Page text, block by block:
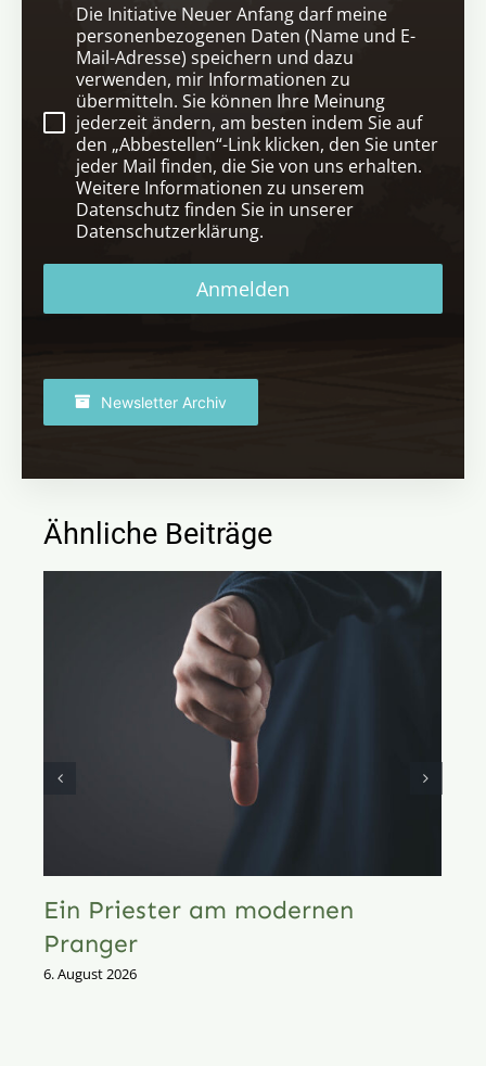
Die Initiative Neuer Anfang darf meine
personenbezogenen Daten (Name und E-
Mail-Adresse) speichern und dazu
verwenden, mir Informationen zu
übermitteln. Sie können Ihre Meinung
jederzeit ändern, am besten indem Sie auf
den „Abbestellen“-Link klicken, den Sie unter
jeder Mail finden, die Sie von uns erhalten.
Weitere Informationen zu unserem
Datenschutz finden Sie in unserer
Datenschutzerklärung.
Anmelden
Newsletter Archiv
Ähnliche Beiträge
Ein Priester am modernen
Pranger
6. August 2026